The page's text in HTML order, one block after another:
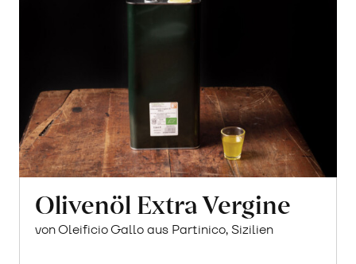
Olivenöl Extra Vergine
von Oleificio Gallo aus Partinico, Sizilien